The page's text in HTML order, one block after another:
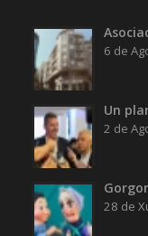
6 de
Un
2 de
28 de